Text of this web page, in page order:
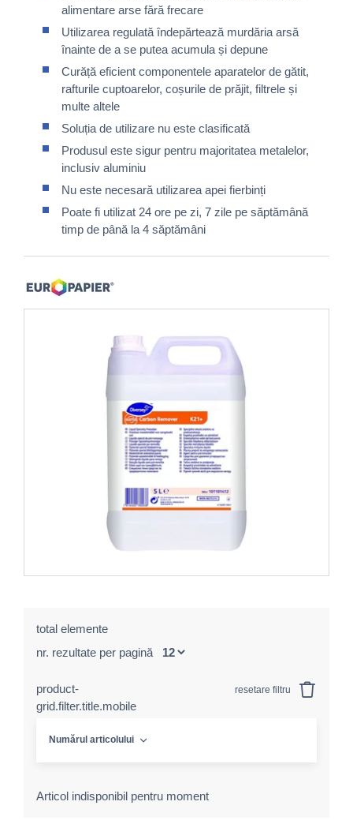
alimentare arse fără frecare
Utilizarea regulată îndepărtează murdăria arsă
înainte de a se putea acumula și depune
Curăță eficient componentele aparatelor de gătit,
rafturile cuptoarelor, coșurile de prăjit, filtrele și
multe altele
Soluția de utilizare nu este clasificată
Produsul este sigur pentru majoritatea metalelor,
inclusiv aluminiu
Nu este necesară utilizarea apei fierbinți
Poate fi utilizat 24 ore pe zi, 7 zile pe săptămână
timp de până la 4 săptămâni
total elemente
nr. rezultate per pagină
product-
grid.filter.title.mobile
resetare filtru
Numărul articolului
Articol indisponibil pentru moment